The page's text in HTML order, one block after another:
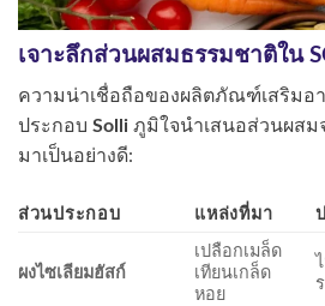
เจาะลึกส่วนผสมธรรมชาติใน
ความน่าเชื่อถือของผลิตภัณฑ์เสริมอ
ประกอบ Solli ภูมิใจนำเสนอส่วนผส
มาเป็นอย่างดี:
ส่วนประกอบ แหล่งที่มา
ผงไซเลียมฮัสก์
เปลือกเมล็ด
เทียนเกล็ด
หอย